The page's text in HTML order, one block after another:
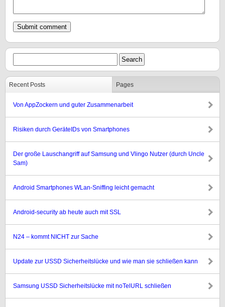
Recent Posts Pages
Von AppZockern und guter Zusammenarbeit
Risiken durch GeräteIDs von Smartphones
Der große Lauschangriff auf Samsung und Vlingo Nutzer (durch Uncle
Sam)
Android Smartphones WLan-Sniffing leicht gemacht
Android-security ab heute auch mit SSL
N24 – kommt NICHT zur Sache
Update zur USSD Sicherheitslücke und wie man sie schließen kann
Samsung USSD Sicherheitslücke mit noTelURL schließen